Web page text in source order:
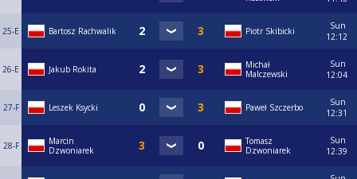
25-E Bartosz Rachwalik Piotr Skibicki
Sun
12:12
26-E Jakub Rokita
Michał
Malczewski
Sun
12:04
27-F Leszek Ksycki Paweł Szczerbo
Sun
12:31
28-F
Marcin
Dzwoniarek
Tomasz
Dzwoniarek
Sun
12:39